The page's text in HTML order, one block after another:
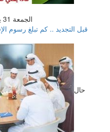
الجمعة 31 يوليو 2026 01:34 صباحاً
حال